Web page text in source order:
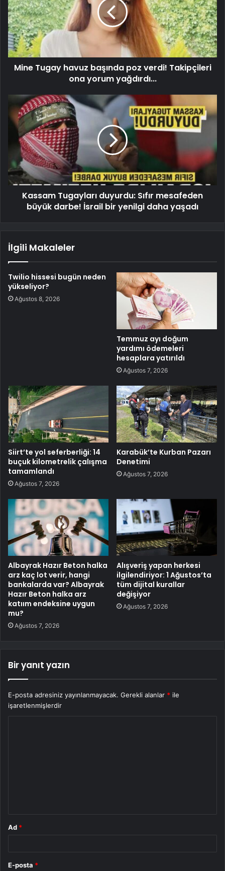
Mine Tugay havuz başında poz verdi! Takipçileri
ona yorum yağdırdı...
Kassam Tugayları duyurdu: Sıfır mesafeden
büyük darbe! İsrail bir yenilgi daha yaşadı
İlgili Makaleler
Twilio hissesi bugün neden
yükseliyor?
Ağustos 8, 2026
Temmuz ayı doğum
yardımı ödemeleri
hesaplara yatırıldı
Ağustos 7, 2026
Siirt’te yol seferberliği: 14
buçuk kilometrelik çalışma
tamamlandı
Ağustos 7, 2026
Karabük’te Kurban Pazarı
Denetimi
Ağustos 7, 2026
Albayrak Hazır Beton halka
arz kaç lot verir, hangi
bankalarda var? Albayrak
Hazır Beton halka arz
katıım endeksine uygun
mu?
Ağustos 7, 2026
Alışveriş yapan herkesi
ilgilendiriyor: 1 Ağustos’ta
tüm dijital kurallar
değişiyor
Ağustos 7, 2026
Bir yanıt yazın
E-posta adresiniz yayınlanmayacak. Gerekli alanlar * ile
işaretlenmişlerdir
Ad *
E-posta *